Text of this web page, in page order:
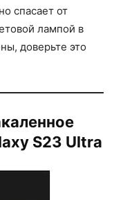
спасает от
лампой в
доверьте это
S23 Ultra